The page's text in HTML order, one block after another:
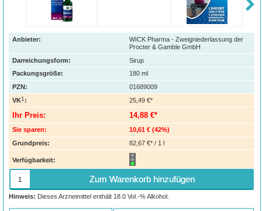
Anbieter:
WICK Pharma - Zweigniederlassung der
Procter & Gamble GmbH
Darreichungsform:
Sirup
Packungsgröße:
180 ml
PZN:
01689009
VK1: 25,49 €*
Ihr Preis: 14,88 €*
Sie sparen: 10,61 € (42%)
Grundpreis:
82,67 €* / 1 l
Verfügbarkeit:
Zum Warenkorb hinzufügen
Hinweis: Dieses Arzneimittel enthält 18.0 Vol.-% Alkohol.